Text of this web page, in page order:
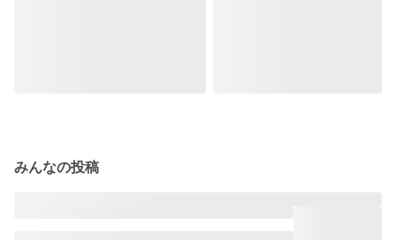
みんなの投稿